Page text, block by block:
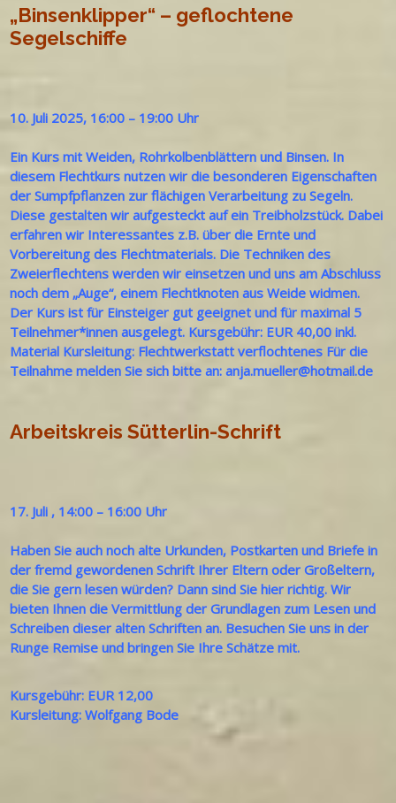
„Binsenklipper“ – geflochtene
Segelschiffe
10. Juli 2025, 16:00 – 19:00 Uhr
Ein Kurs mit Weiden, Rohrkolbenblättern und Binsen. In
diesem Flechtkurs nutzen wir die besonderen Eigenschaften
der Sumpfpflanzen zur flächigen Verarbeitung zu Segeln.
Diese gestalten wir aufgesteckt auf ein Treibholzstück. Dabei
erfahren wir Interessantes z.B. über die Ernte und
Vorbereitung des Flechtmaterials. Die Techniken des
Zweierflechtens werden wir einsetzen und uns am Abschluss
noch dem „Auge“, einem Flechtknoten aus Weide widmen.
Der Kurs ist für Einsteiger gut geeignet und für maximal 5
Teilnehmer*innen ausgelegt. Kursgebühr: EUR 40,00 inkl.
Material Kursleitung: Flechtwerkstatt verflochtenes Für die
Teilnahme melden Sie sich bitte an: anja.mueller@hotmail.de
Arbeitskreis Sütterlin-Schrift
17. Juli , 14:00 – 16:00 Uhr
Haben Sie auch noch alte Urkunden, Postkarten und Briefe in
der fremd gewordenen Schrift Ihrer Eltern oder Großeltern,
die Sie gern lesen würden? Dann sind Sie hier richtig. Wir
bieten Ihnen die Vermittlung der Grundlagen zum Lesen und
Schreiben dieser alten Schriften an. Besuchen Sie uns in der
Runge Remise und bringen Sie Ihre Schätze mit.
Kursgebühr: EUR 12,00
Kursleitung: Wolfgang Bode